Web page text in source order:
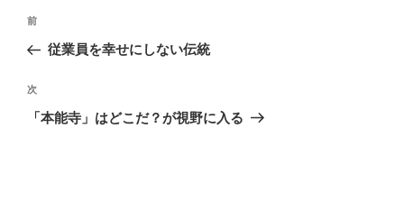
投
ナ
ビ
ゲ
前
の
稿
前
従業員を幸せにしない伝統
次
の
次
「本能寺」はどこだ？が視野に入る